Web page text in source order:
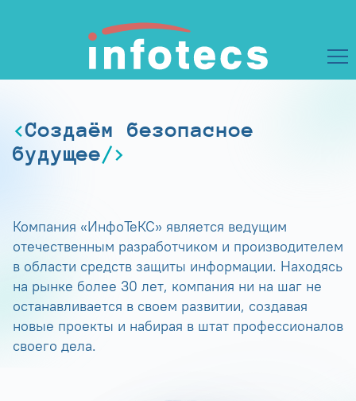
Создаём безопасное
будущее
Компания «ИнфоТеКС» является ведущим
отечественным разработчиком и производителем
в области средств защиты информации. Находясь
на рынке более 30 лет, компания ни на шаг не
останавливается в своем развитии, создавая
новые проекты и набирая в штат профессионалов
своего дела.